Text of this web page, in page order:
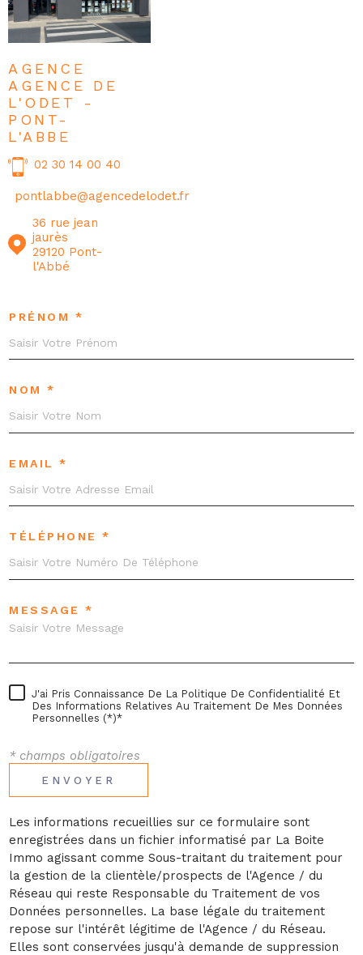
AGENCE
AGENCE DE
L'ODET -
PONT-
L'ABBE
02 30 14 00 40
pontlabbe@agencedelodet.fr
36 rue jean
jaurès
29120 Pont-
l'Abbé
PRÉNOM *
NOM *
EMAIL *
TÉLÉPHONE *
MESSAGE *
J'ai Pris Connaissance De La Politique De Confidentialité Et
Des Informations Relatives Au Traitement De Mes Données
Personnelles (*)*
* champs obligatoires
ENVOYER
Les informations recueillies sur ce formulaire sont
enregistrées dans un fichier informatisé par La Boite
Immo agissant comme Sous-traitant du traitement pour
la gestion de la clientèle/prospects de l'Agence / du
Réseau qui reste Responsable du Traitement de vos
Données personnelles. La base légale du traitement
repose sur l'intérêt légitime de l'Agence / du Réseau.
Elles sont conservées jusqu'à demande de suppression